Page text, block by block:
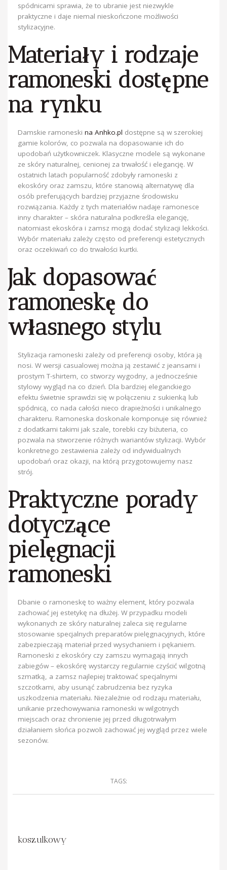
spódnicami sprawia, że to ubranie jest niezwykle
praktyczne i daje niemal nieskończone możliwości
stylizacyjne.
Materiały i rodzaje
ramoneski dostępne
na rynku
Damskie ramoneski na Anhko.pl dostępne są w szerokiej
gamie kolorów, co pozwala na dopasowanie ich do
upodobań użytkowniczek. Klasyczne modele są wykonane
ze skóry naturalnej, cenionej za trwałość i elegancję. W
ostatnich latach popularność zdobyły ramoneski z
ekoskóry oraz zamszu, które stanowią alternatywę dla
osób preferujących bardziej przyjazne środowisku
rozwiązania. Każdy z tych materiałów nadaje ramonesce
inny charakter – skóra naturalna podkreśla elegancję,
natomiast ekoskóra i zamsz mogą dodać stylizacji lekkości.
Wybór materiału zależy często od preferencji estetycznych
oraz oczekiwań co do trwałości kurtki.
Jak dopasować
ramoneskę do
własnego stylu
Stylizacja ramoneski zależy od preferencji osoby, która ją
nosi. W wersji casualowej można ją zestawić z jeansami i
prostym T-shirtem, co stworzy wygodny, a jednocześnie
stylowy wygląd na co dzień. Dla bardziej eleganckiego
efektu świetnie sprawdzi się w połączeniu z sukienką lub
spódnicą, co nada całości nieco drapieżności i unikalnego
charakteru. Ramoneska doskonale komponuje się również
z dodatkami takimi jak szale, torebki czy biżuteria, co
pozwala na stworzenie różnych wariantów stylizacji. Wybór
konkretnego zestawienia zależy od indywidualnych
upodobań oraz okazji, na którą przygotowujemy nasz
strój.
Praktyczne porady
dotyczące
pielęgnacji
ramoneski
Dbanie o ramoneskę to ważny element, który pozwala
zachować jej estetykę na dłużej. W przypadku modeli
wykonanych ze skóry naturalnej zaleca się regularne
stosowanie specjalnych preparatów pielęgnacyjnych, które
zabezpieczają materiał przed wysychaniem i pękaniem.
Ramoneski z ekoskóry czy zamszu wymagają innych
zabiegów – ekoskórę wystarczy regularnie czyścić wilgotną
szmatką, a zamsz najlepiej traktować specjalnymi
szczotkami, aby usunąć zabrudzenia bez ryzyka
uszkodzenia materiału. Niezależnie od rodzaju materiału,
unikanie przechowywania ramoneski w wilgotnych
miejscach oraz chronienie jej przed długotrwałym
działaniem słońca pozwoli zachować jej wygląd przez wiele
sezonów.
TAGS:
koszulkowy